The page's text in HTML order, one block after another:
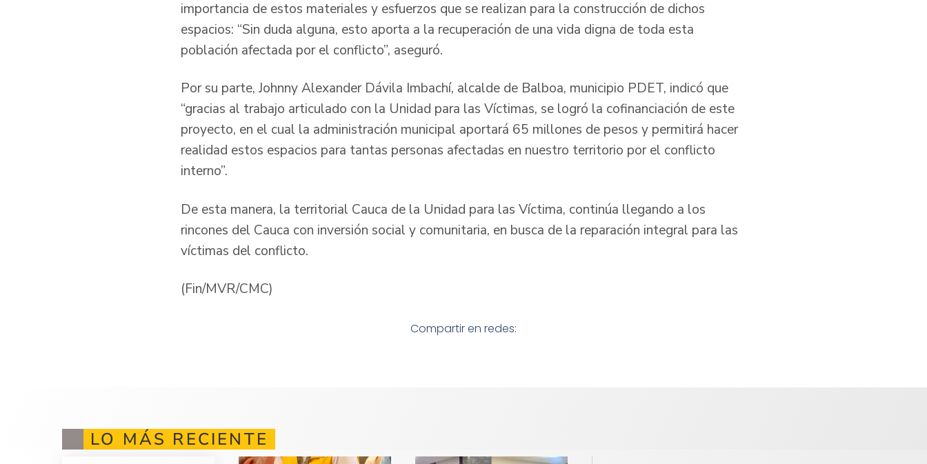
importancia de estos materiales y esfuerzos que se realizan para la construcción de dichos
espacios: “Sin duda alguna, esto aporta a la recuperación de una vida digna de toda esta
población afectada por el conflicto”, aseguró.
Por su parte, Johnny Alexander Dávila Imbachí, alcalde de Balboa, municipio PDET, indicó que
“gracias al trabajo articulado con la Unidad para las Víctimas, se logró la cofinanciación de este
proyecto, en el cual la administración municipal aportará 65 millones de pesos y permitirá hacer
realidad estos espacios para tantas personas afectadas en nuestro territorio por el conflicto
interno”.
De esta manera, la territorial Cauca de la Unidad para las Víctima, continúa llegando a los
rincones del Cauca con inversión social y comunitaria, en busca de la reparación integral para las
víctimas del conflicto.
(Fin/MVR/CMC)
Compartir en redes:
LO MÁS RECIENTE